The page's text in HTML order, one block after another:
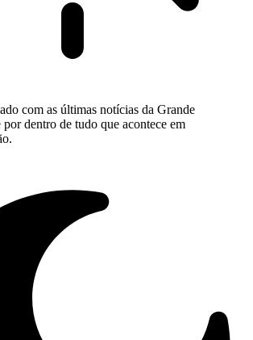
com as últimas notícias da Grande
dentro de tudo que acontece em